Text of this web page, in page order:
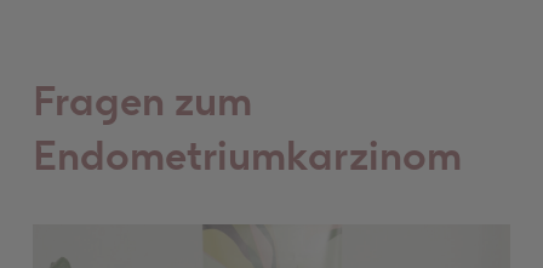
Fragen zum
Endometriumkarzinom